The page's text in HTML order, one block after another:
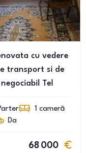
cu vedere
transport si de
Tel
1 cameră
Da
68 000